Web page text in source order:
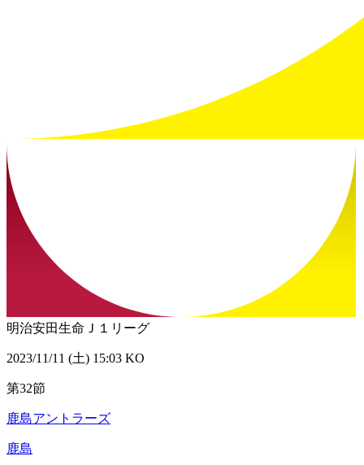
明治安田生命Ｊ１リーグ
2023/11/11 (土) 15:03 KO
第32節
鹿島アントラーズ
鹿島